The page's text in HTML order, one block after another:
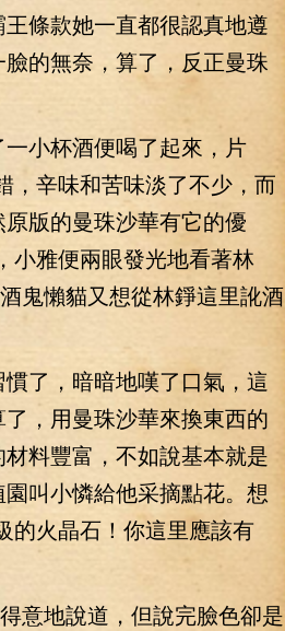
條款她一直都很認真地遵
的無奈，算了，反正曼珠
小杯酒便喝了起來，片
，辛味和苦味淡了不少，而
版的曼珠沙華有它的優
小雅便兩眼發光地看著林
鬼懶貓又想從林錚這里訛酒
了，暗暗地嘆了口氣，這
，用曼珠沙華來換東西的
料豐富，不如說基本就是
叫小憐給他采摘點花。想
的火晶石！你這里應該有
地說道，但說完臉色卻是